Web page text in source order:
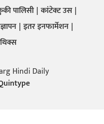
पालिसी कांटेक्ट उस
इतर इनफार्मेशन
Hindi Daily